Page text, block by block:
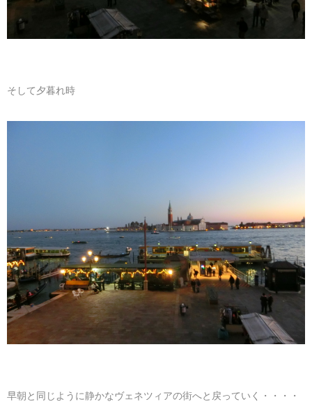
そして夕暮れ時
早朝と同じように静かなヴェネツィアの街へと戻っていく・・・・